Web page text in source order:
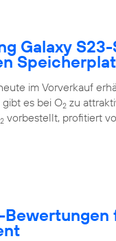
Galaxy
im Vorverkauf
es bei O2 zu
2 vorbestellt, profitiert